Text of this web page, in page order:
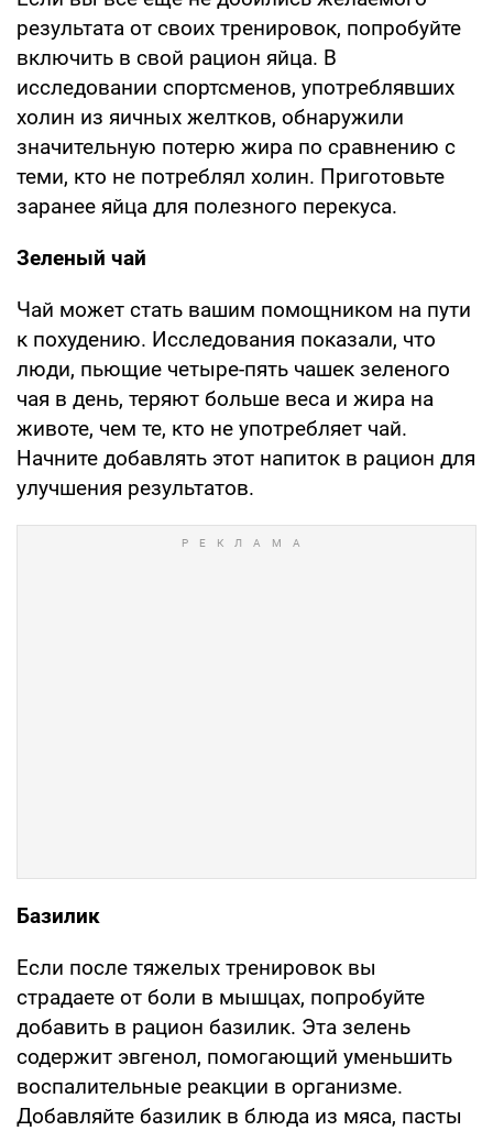
результата от своих тренировок, попробуйте
включить в свой рацион яйца. В
исследовании спортсменов, употреблявших
холин из яичных желтков, обнаружили
значительную потерю жира по сравнению с
теми, кто не потреблял холин. Приготовьте
заранее яйца для полезного перекуса.
Зеленый чай
Чай может стать вашим помощником на пути
к похудению. Исследования показали, что
люди, пьющие четыре-пять чашек зеленого
чая в день, теряют больше веса и жира на
животе, чем те, кто не употребляет чай.
Начните добавлять этот напиток в рацион для
улучшения результатов.
Базилик
Если после тяжелых тренировок вы
страдаете от боли в мышцах, попробуйте
добавить в рацион базилик. Эта зелень
содержит эвгенол, помогающий уменьшить
воспалительные реакции в организме.
Добавляйте базилик в блюда из мяса, пасты